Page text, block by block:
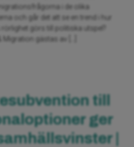
i de olika
och går det att se en trend i hur
görs till politiska utspel?
Migration gästas av […]
till
ger
|